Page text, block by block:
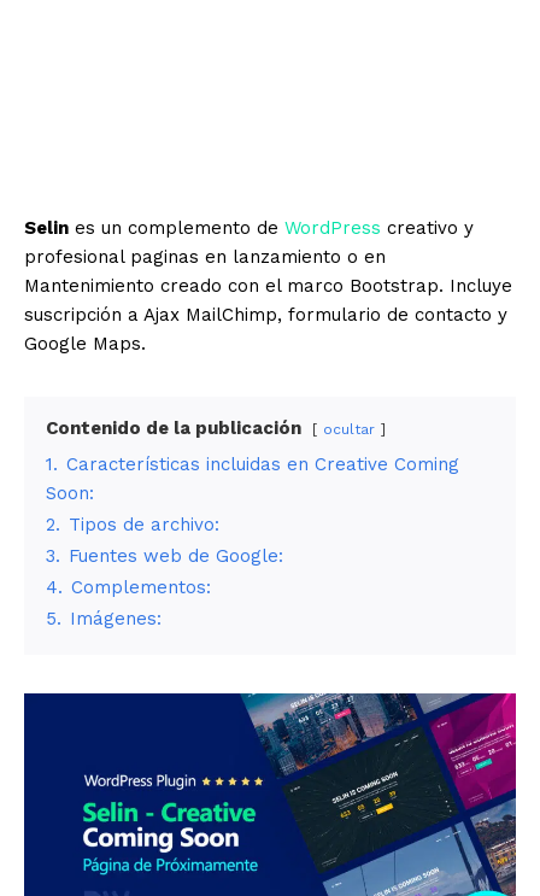
Selin es un complemento de WordPress creativo y
profesional paginas en lanzamiento o en
Mantenimiento creado con el marco Bootstrap. Incluye
suscripción a Ajax MailChimp, formulario de contacto y
Google Maps.
Contenido de la publicación ocultar
1. Características incluidas en Creative Coming
Soon:
2. Tipos de archivo:
3. Fuentes web de Google:
4. Complementos:
5. Imágenes: